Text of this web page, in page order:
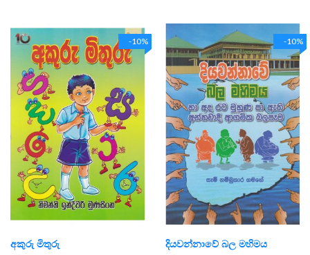
-10%
අකුරු මිතුරු
-10%
දියවන්නාවේ බල මහිමය